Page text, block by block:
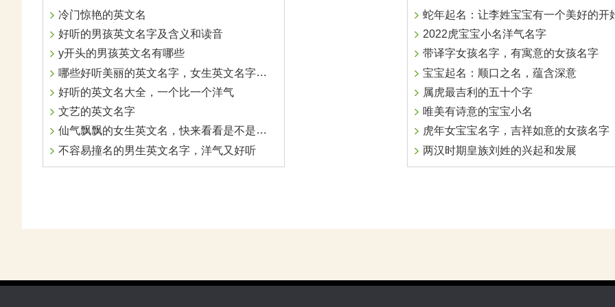
冷门惊艳的英文名
好听的男孩英文名字及含义和读音
y开头的男孩英文名有哪些
哪些好听美丽的英文名字，女生英文名字大全
好听的英文名大全，一个比一个洋气
文艺的英文名字
仙气飘飘的女生英文名，快来看看是不是你想要的
不容易撞名的男生英文名字，洋气又好听
蛇年起名：让李姓宝宝有一个美好的开
2022虎宝宝小名洋气名字
带译字女孩名字，有寓意的女孩名字
宝宝起名：顺口之名，蕴含深意
属虎最吉利的五十个字
唯美有诗意的宝宝小名
虎年女宝宝名字，吉祥如意的女孩名字
两汉时期皇族刘姓的兴起和发展